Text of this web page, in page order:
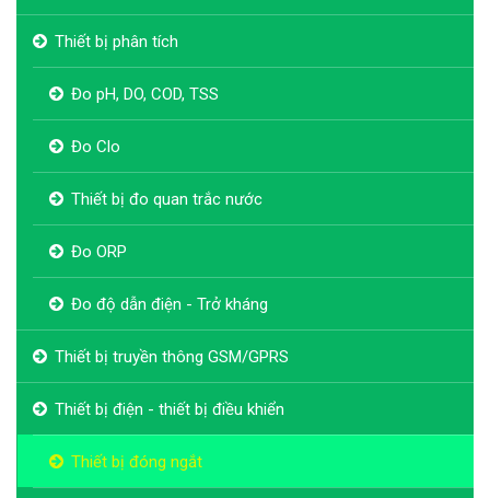
Thiết bị phân tích
Đo pH, DO, COD, TSS
Đo Clo
Thiết bị đo quan trắc nước
Đo ORP
Đo độ dẫn điện - Trở kháng
Thiết bị truyền thông GSM/GPRS
Thiết bị điện - thiết bị điều khiển
Thiết bị đóng ngắt